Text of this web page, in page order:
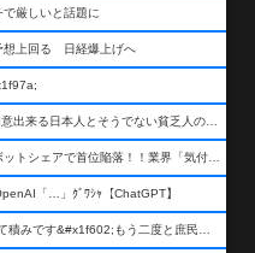
厳しいと話題に
想上回る 日経爆上げへ
【高市格差】キオクシア株を買う400万円を用意出来る日本人とそうでない貧乏人の差が超広まるって事よ
【悲報】ファナック、長年守り抜いた産業ロボットシェアで首位陥落！！業界「気付いたら一気に抜かれていた…」
「…」ｸﾞﾜｼｬ【ChatGPT】
2025年までに家買ってない奴、ハッキリ言って積みです&#x1f602;もう二度と庶民が買える値段になりません&#x1f602;&#x1f602;&#x1f602;